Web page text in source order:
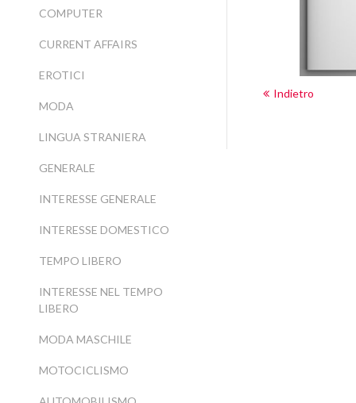
Indietro
COMPUTER
CURRENT AFFAIRS
EROTICI
MODA
LINGUA STRANIERA
GENERALE
INTERESSE GENERALE
INTERESSE DOMESTICO
TEMPO LIBERO
INTERESSE NEL TEMPO
LIBERO
MODA MASCHILE
MOTOCICLISMO